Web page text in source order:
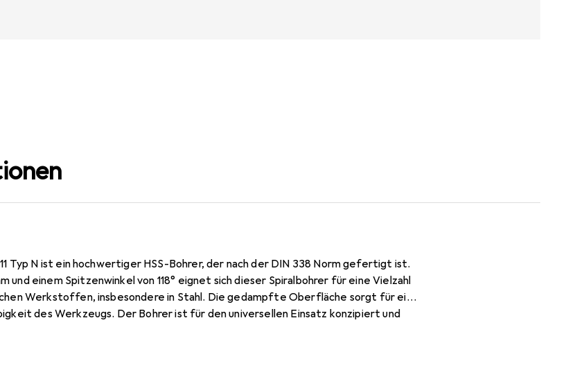
Typ N ist ein hochwertiger HSS-Bohrer, der nach der DIN 338 Norm gefertigt ist.
und einem Spitzenwinkel von 118° eignet sich dieser Spiralbohrer für eine Vielzahl
Werkstoffen, insbesondere in Stahl. Die gedampfte Oberfläche sorgt für eine
des Werkzeugs. Der Bohrer ist für den universellen Einsatz konzipiert und
und einen wirtschaftlichen Einsatz ermöglicht. Dieser Spiralbohrer ist eine